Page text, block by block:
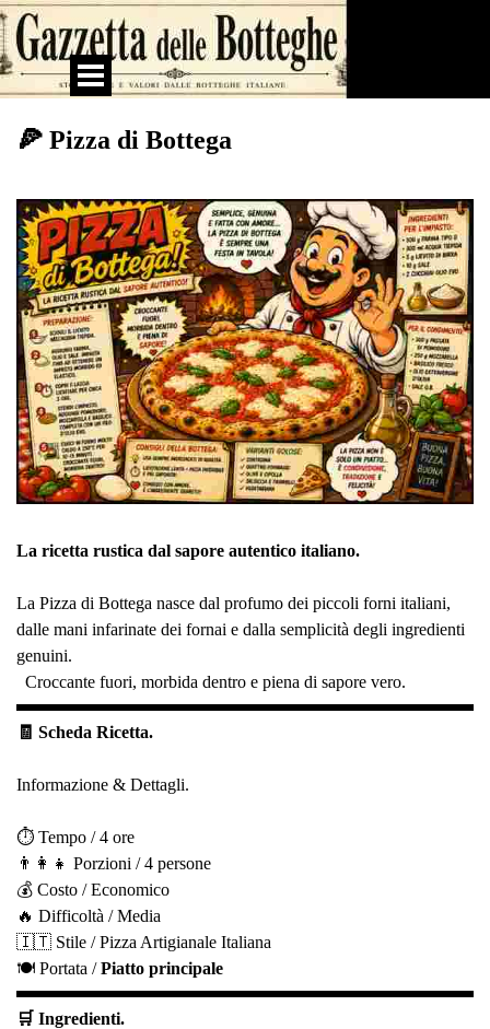
Vai ai contenuti
Salta menù
🍕 Pizza di Bottega
La ricetta rustica dal sapore autentico italiano.
La Pizza di Bottega nasce dal profumo dei piccoli forni italiani,
dalle mani infarinate dei fornai e dalla semplicità degli ingredienti
genuini.
Croccante fuori, morbida dentro e piena di sapore vero.
🧾 Scheda Ricetta.
Informazione & Dettagli.
⏱️ Tempo / 4 ore
👨‍👩‍👧 Porzioni / 4 persone
💰 Costo / Economico
🔥 Difficoltà / Media
🇮🇹 Stile / Pizza Artigianale Italiana
🍽️ Portata /Piatto principale
🛒 Ingredienti.